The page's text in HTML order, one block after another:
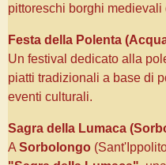
pittoreschi borghi
Festa della Polenta
Un festival dedicato alla
piatti tradizionali a base di
eventi culturali.
Sagra della Lumaca
A Sorbolongo